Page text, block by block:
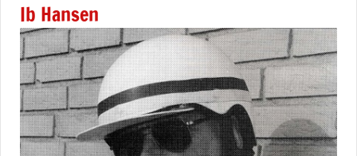
Ib Hansen